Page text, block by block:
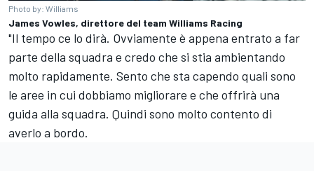
Photo by: Williams
James Vowles, direttore del team Williams Racing
"Il tempo ce lo dirà. Ovviamente è appena entrato a far
parte della squadra e credo che si stia ambientando
molto rapidamente. Sento che sta capendo quali sono
le aree in cui dobbiamo migliorare e che offrirà una
guida alla squadra. Quindi sono molto contento di
averlo a bordo.